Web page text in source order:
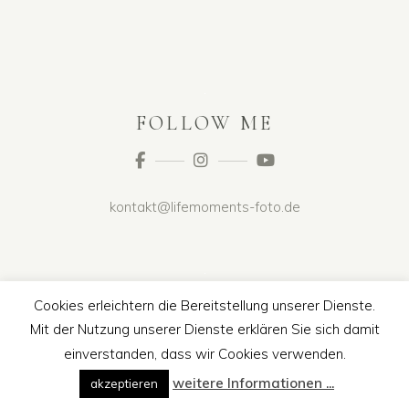
FOLLOW ME
kontakt@lifemoments-foto.de
Cookies erleichtern die Bereitstellung unserer Dienste.
Mit der Nutzung unserer Dienste erklären Sie sich damit
einverstanden, dass wir Cookies verwenden.
akzeptieren weitere Informationen ...